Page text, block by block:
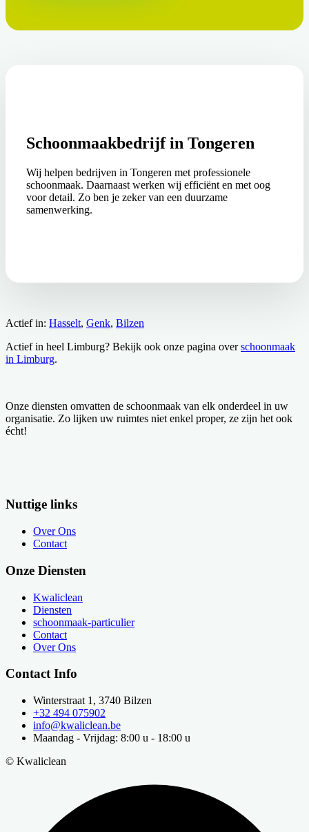
Schoonmaakbedrijf in Tongeren
Wij helpen bedrijven in Tongeren met professionele
schoonmaak. Daarnaast werken wij efficiënt en met oog
voor detail. Zo ben je zeker van een duurzame
samenwerking.
Actief in: Hasselt, Genk, Bilzen
Actief in heel Limburg? Bekijk ook onze pagina overschoonmaak
in Limburg.
Onze diensten omvatten de schoonmaak van elk onderdeel in uw
organisatie. Zo lijken uw ruimtes niet enkel proper, ze zijn het ook
écht!
Nuttige links
Over Ons
Contact
Onze Diensten
Kwaliclean
Diensten
schoonmaak-particulier
Contact
Over Ons
Contact Info
Winterstraat 1, 3740 Bilzen
+32 494 075902
info@kwaliclean.be
Maandag - Vrijdag: 8:00 u - 18:00 u
© Kwaliclean